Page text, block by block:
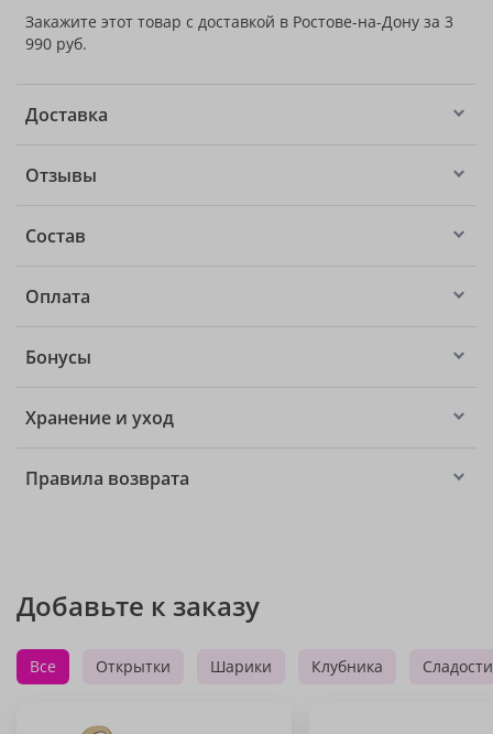
Закажите этот товар с доставкой в Ростове-на-Дону за 3
990 руб.
Доставка
Отзывы
Состав
Оплата
Бонусы
Хранение и уход
Правила возврата
Добавьте к заказу
Все Открытки Шарики Клубника Сладости